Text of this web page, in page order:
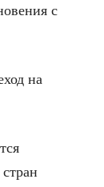
с
на